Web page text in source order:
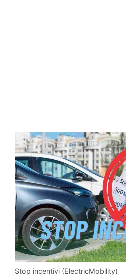
Stop incentivi (ElectricMobility)